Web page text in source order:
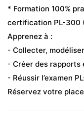
* Formation 100%
certification PL-300
Apprenez à :
- Collecter,
- Créer des
- Réussir l’examen
Réservez votre